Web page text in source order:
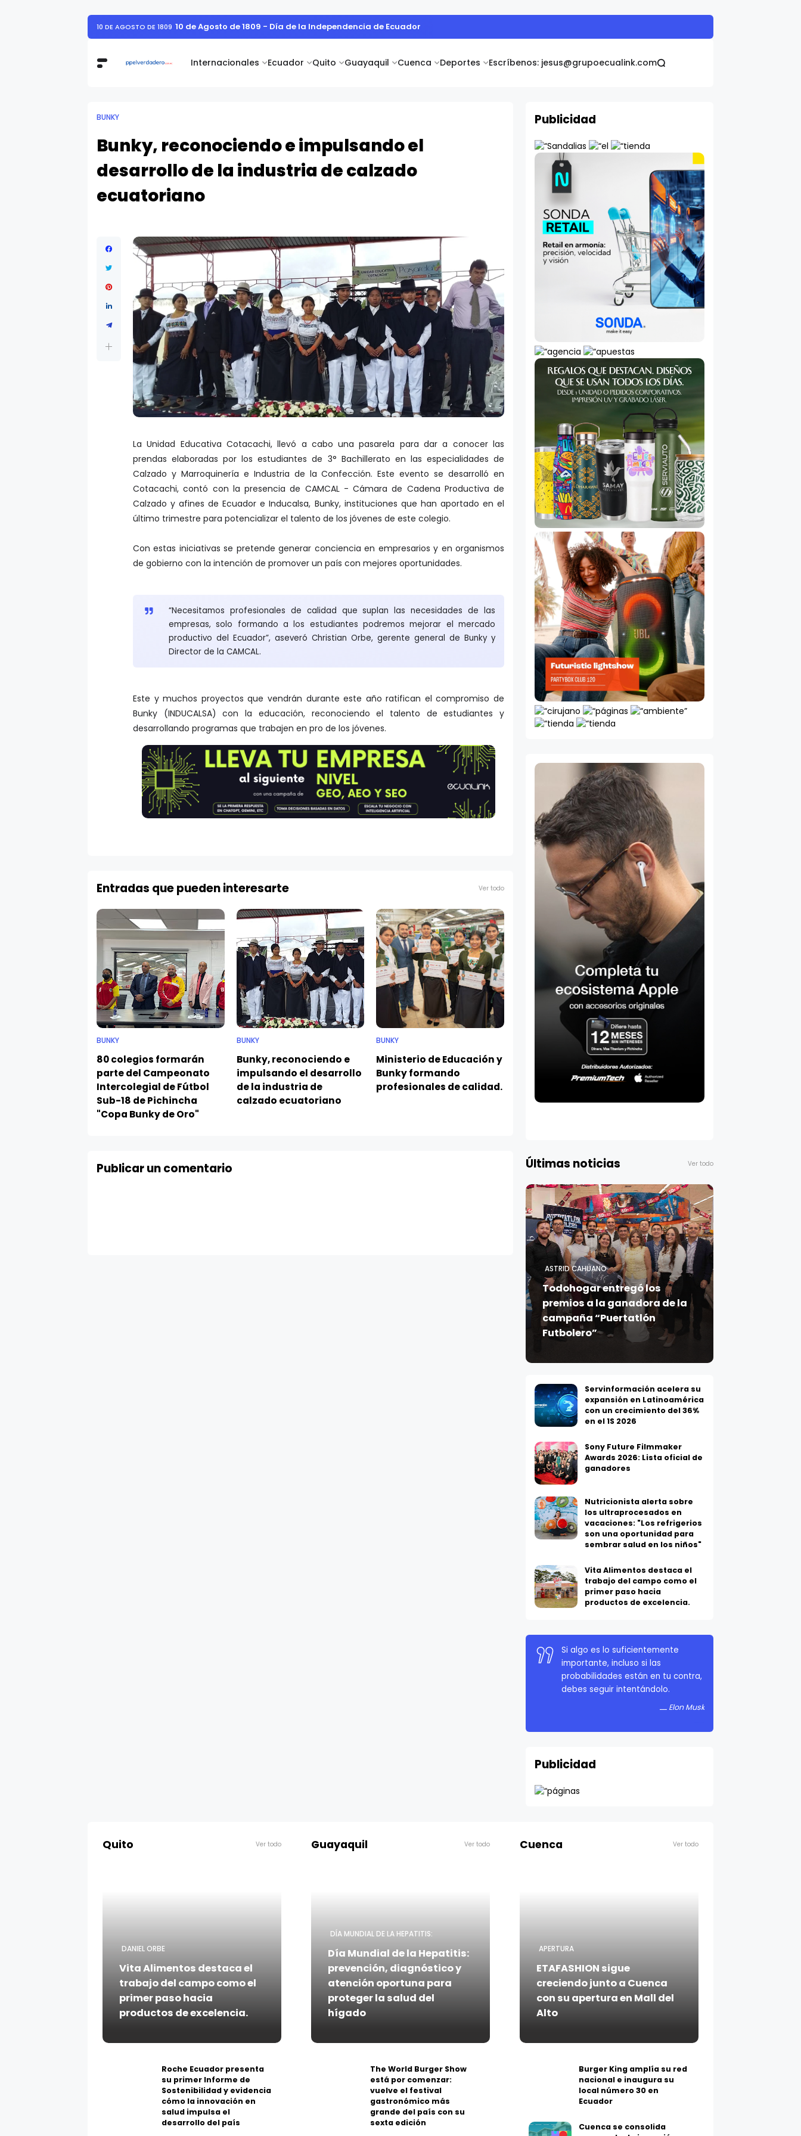
Internacionales Ecuador Quito Guayaquil Cuenca Deportes Escríbenos: jesus@grupoecualink.com
10 DE AGOSTO DE 1809 10 de Agosto de 1809 - Día de la Independencia de Ecuador
BUNKY
Bunky, reconociendo e impulsando el
desarrollo de la industria de calzado
ecuatoriano
La Unidad Educativa Cotacachi, llevó a cabo una pasarela para dar a conocer las
prendas elaboradas por los estudiantes de 3° Bachillerato en las especialidades de
Calzado y Marroquinería e Industria de la Confección. Este evento se desarrolló en
Cotacachi, contó con la presencia de CAMCAL - Cámara de Cadena Productiva de
Calzado y afines de Ecuador e Inducalsa, Bunky, instituciones que han aportado en el
último trimestre para potencializar el talento de los jóvenes de este colegio.
Con estas iniciativas se pretende generar conciencia en empresarios y en organismos
de gobierno con la intención de promover un país con mejores oportunidades.
“Necesitamos profesionales de calidad que suplan las necesidades de las
empresas, solo formando a los estudiantes podremos mejorar el mercado
productivo del Ecuador”, aseveró Christian Orbe, gerente general de Bunky y
Director de la CAMCAL.
Este y muchos proyectos que vendrán durante este año ratifican el compromiso de
Bunky (INDUCALSA) con la educación, reconociendo el talento de estudiantes y
desarrollando programas que trabajen en pro de los jóvenes.
Entradas que pueden interesarte Ver todo
BUNKY
80 colegios formarán
parte del Campeonato
Intercolegial de Fútbol
Sub-18 de Pichincha
"Copa Bunky de Oro"
BUNKY
Bunky, reconociendo e
impulsando el desarrollo
de la industria de
calzado ecuatoriano
BUNKY
Ministerio de Educación y
Bunky formando
profesionales de calidad.
Publicar un comentario
Publicidad
Últimas noticias Ver todo
ASTRID CAHUANO
Todohogar entregó los
premios a la ganadora de la
campaña “Puertatlón
Futbolero”
Servinformación acelera su
expansión en Latinoamérica
con un crecimiento del 36%
en el 1S 2026
Sony Future Filmmaker
Awards 2026: Lista oficial de
ganadores
Nutricionista alerta sobre
los ultraprocesados en
vacaciones: "Los refrigerios
son una oportunidad para
sembrar salud en los niños"
Vita Alimentos destaca el
trabajo del campo como el
primer paso hacia
productos de excelencia.
Si algo es lo suficientemente
importante, incluso si las
probabilidades están en tu contra,
debes seguir intentándolo.
Elon Musk
Publicidad
Quito Ver todo
DANIEL ORBE
Vita Alimentos destaca el
trabajo del campo como el
primer paso hacia
productos de excelencia.
Roche Ecuador presenta
su primer Informe de
Sostenibilidad y evidencia
cómo la innovación en
salud impulsa el
desarrollo del país
Guayaquil Ver todo
DÍA MUNDIAL DE LA HEPATITIS:
Día Mundial de la Hepatitis:
prevención, diagnóstico y
atención oportuna para
proteger la salud del
hígado
The World Burger Show
está por comenzar:
vuelve el festival
gastronómico más
grande del país con su
sexta edición
Cuenca Ver todo
APERTURA
ETAFASHION sigue
creciendo junto a Cuenca
con su apertura en Mall del
Alto
Burger King amplía su red
nacional e inaugura su
local número 30 en
Ecuador
Cuenca se consolida